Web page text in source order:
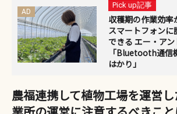
AD
Pick up記事
収穫期の作業効率
スマートフォン
できる エー・ア
「Bluetooth通信
はかり」
農福連携して植物工場を運営